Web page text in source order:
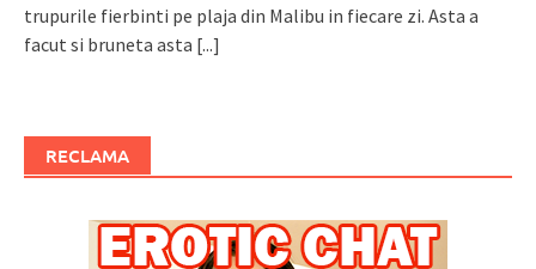
trupurile fierbinti pe plaja din Malibu in fiecare zi. Asta a
facut si bruneta asta [...]
RECLAMA